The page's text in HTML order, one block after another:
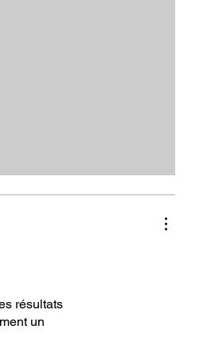
résultats
un